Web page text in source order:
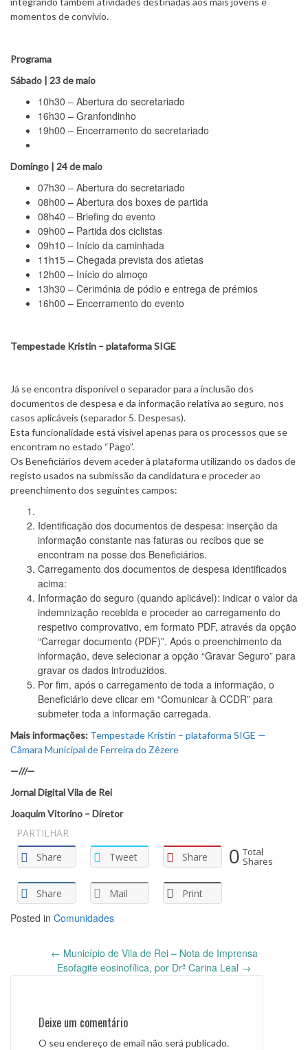
momentos de convívio.
Programa
Sábado | 23 de maio
10h30 – Abertura do secretariado
16h30 – Granfondinho
19h00 – Encerramento do secretariado
Domingo | 24 de maio
07h30 – Abertura do secretariado
08h00 – Abertura dos boxes de partida
08h40 – Briefing do evento
09h00 – Partida dos ciclistas
09h10 – Início da caminhada
11h15 – Chegada prevista dos atletas
12h00 – Início do almoço
13h30 – Cerimónia de pódio e entrega de prémios
16h00 – Encerramento do evento
Tempestade Kristin – plataforma SIGE
Já se encontra disponível o separador para a inclusão dos
documentos de despesa e da informação relativa ao seguro, nos
casos aplicáveis (separador 5. Despesas).
Esta funcionalidade está visível apenas para os processos que se
encontram no estado “Pago”.
Os Beneficiários devem aceder à plataforma utilizando os dados de
registo usados na submissão da candidatura e proceder ao
preenchimento dos seguintes campos:
Identificação dos documentos de despesa: inserção da
informação constante nas faturas ou recibos que se
encontram na posse dos Beneficiários.
Carregamento dos documentos de despesa identificados
acima:
Informação do seguro (quando aplicável): indicar o valor da
indemnização recebida e proceder ao carregamento do
respetivo comprovativo, em formato PDF, através da opção
“Carregar documento (PDF)”. Após o preenchimento da
informação, deve selecionar a opção “Gravar Seguro” para
gravar os dados introduzidos.
Por fim, após o carregamento de toda a informação, o
Beneficiário deve clicar em “Comunicar à CCDR” para
submeter toda a informação carregada.
Mais informações: Tempestade Kristin – plataforma SIGE —
Câmara Municipal de Ferreira do Zêzere
—///—
Jornal Digital Vila de Rei
Joaquim Vitorino – Diretor
PARTILHAR
Share
Tweet Share
Share Mail Print
0 Total
Shares
Posted in Comunidades
navigation
← Município de Vila de Rei – Nota de Imprensa
Esofagite eosinofílica, por Drª Carina Leal →
Deixe um comentário
O seu endereço de email não será publicado.